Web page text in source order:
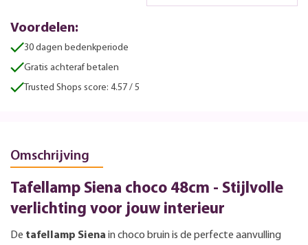
Voordelen:
30 dagen bedenkperiode
Gratis achteraf betalen
Trusted Shops score: 4.57 / 5
Omschrijving
Tafellamp Siena choco 48cm - Stijlvolle
verlichting voor jouw interieur
De tafellamp Siena in choco bruin is de perfecte aanvulling